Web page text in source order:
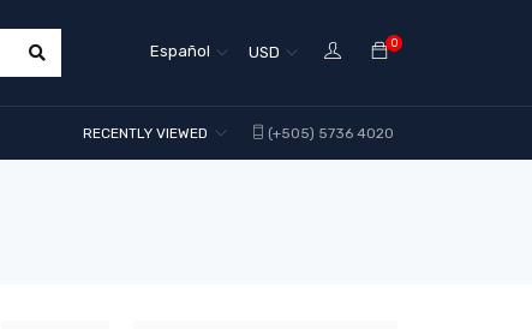
0
USD
Español
(+505) 5736 4020
RECENTLY VIEWED